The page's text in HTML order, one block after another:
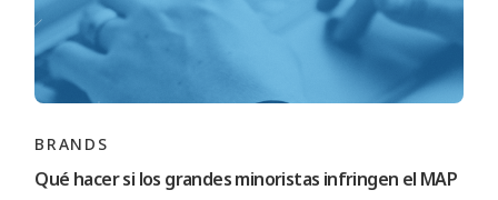
BRANDS
Qué hacer si los grandes minoristas infringen el MAP